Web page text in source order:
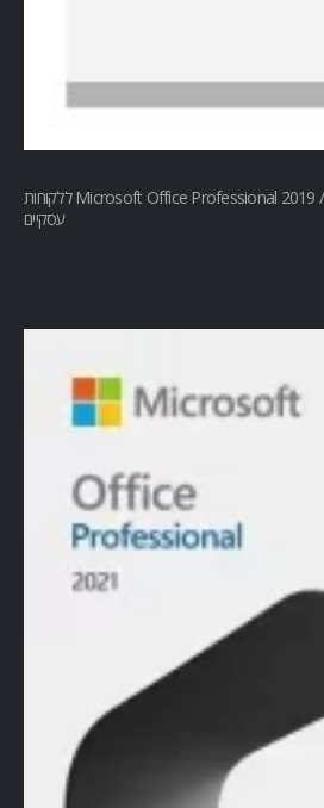
מיקרוסופט אופיס פרו Microsoft Office Professional 2019 / 2019 ללקוחות
עסקיים